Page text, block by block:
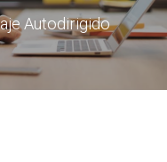
Autodirigido